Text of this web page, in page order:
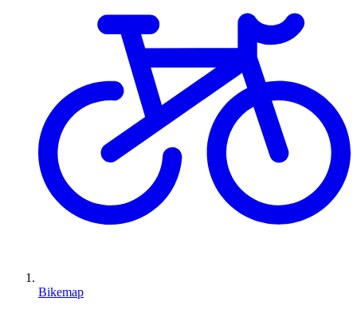
Bikemap